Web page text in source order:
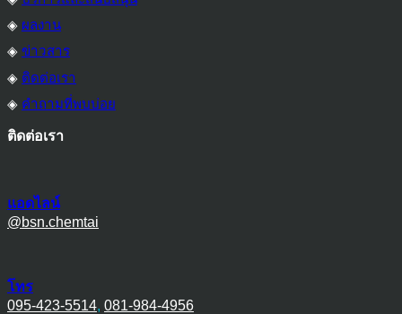
◈ ผลงาน
◈ ข่าวสาร
◈ ติดต่อเรา
◈ คำถามที่พบบ่อย
ติดต่อเรา
แอดไลน์
@bsn.chemtai
โทร
095-423-5514, 081-984-4956